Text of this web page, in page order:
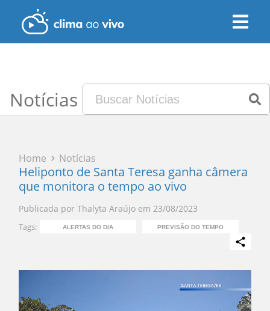
Notícias
Home Notícias
Heliponto de Santa Teresa ganha câmera
que monitora o tempo ao vivo
Publicada por Thalyta Araújo em 23/08/2023
Tags: ALERTAS DO DIA PREVISÃO DO TEMPO